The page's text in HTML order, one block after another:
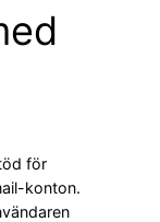
för
konton.